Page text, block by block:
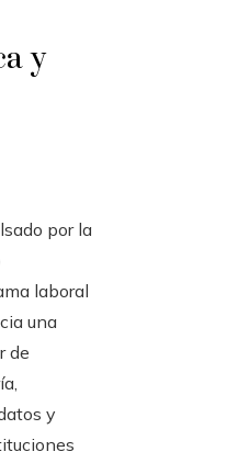
y
por la
laboral
una
de
y